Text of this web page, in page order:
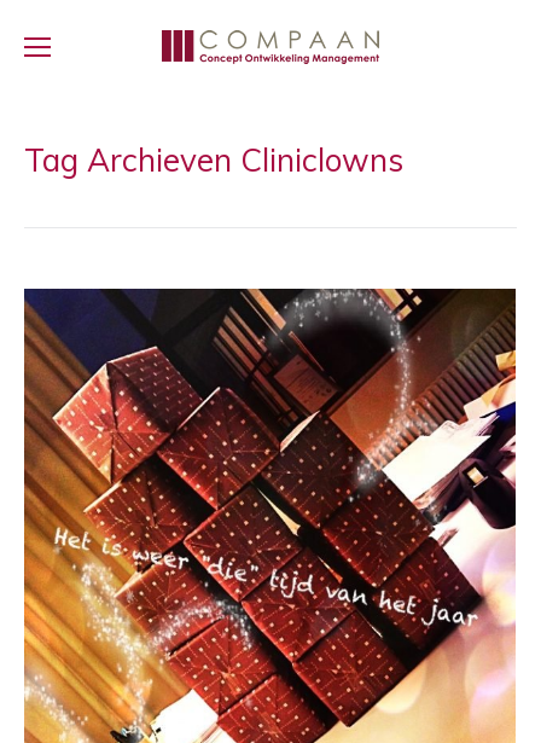
Tag Archieven Cliniclowns